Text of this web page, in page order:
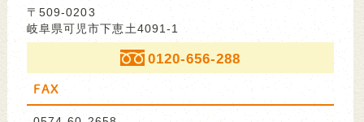
〒509-0203
岐阜県可児市下恵土4091-1
0120-656-288
FAX